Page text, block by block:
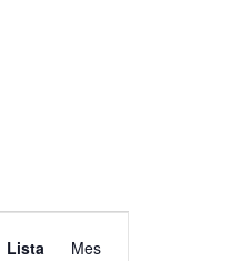
de
Lista Mes